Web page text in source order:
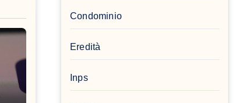
Condominio
Eredità
Inps